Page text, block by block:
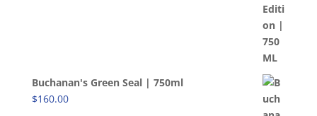
Buchanan's Green Seal | 750ml
$160.00